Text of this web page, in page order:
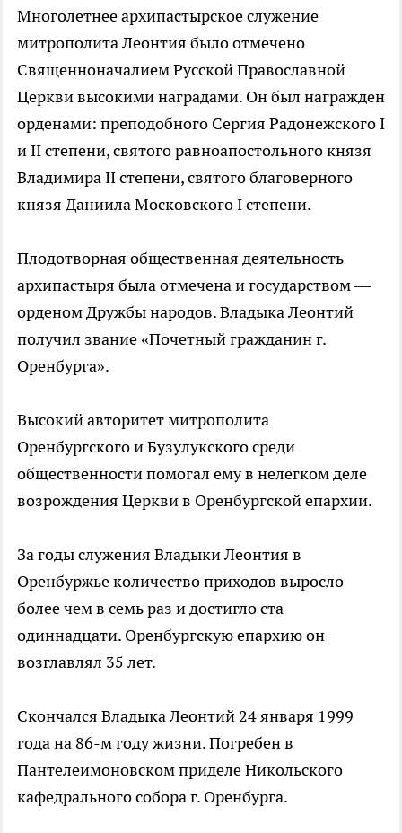
Многолетнее архипастырское служение
митрополита Леонтия было отмечено
Священноначалием Русской Православной
Церкви высокими наградами. Он был награжден
орденами: преподобного Сергия Радонежского I
и II степени, святого равноапостольного князя
Владимира II степени, святого благоверного
князя Даниила Московского I степени.
Плодотворная общественная деятельность
архипастыря была отмечена и государством —
орденом Дружбы народов. Владыка Леонтий
получил звание «Почетный гражданин г.
Оренбурга».
Высокий авторитет митрополита
Оренбургского и Бузулукского среди
общественности помогал ему в нелегком деле
возрождения Церкви в Оренбургской епархии.
За годы служения Владыки Леонтия в
Оренбуржье количество приходов выросло
более чем в семь раз и достигло ста
одиннадцати. Оренбургскую епархию он
возглавлял 35 лет.
Скончался Владыка Леонтий 24 января 1999
года на 86-м году жизни. Погребен в
Пантелеимоновском приделе Никольского
кафедрального собора г. Оренбурга.